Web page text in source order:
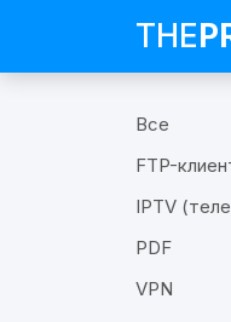
THE
Все
FTP-
IPTV
PDF
VPN